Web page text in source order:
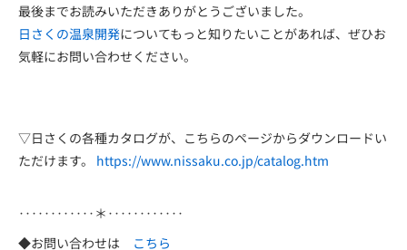
最後までお読みいただきありがとうございました。
日さくの温泉開発についてもっと知りたいことがあれば、ぜひお
気軽にお問い合わせください。
▽日さくの各種カタログが、こちらのページからダウンロードい
ただけます。 https://www.nissaku.co.jp/catalog.htm
‥‥‥‥‥‥＊‥‥‥‥‥‥
◆お問い合わせは こちら